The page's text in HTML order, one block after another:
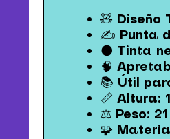
🧸 Diseño
✍️ Punta
⚫ Tinta
🧠
📚 Útil
📏Altura:
⚖️ Peso:
🧩